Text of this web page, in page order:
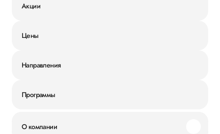
Акции
Цены
Направления
Программы
О компании